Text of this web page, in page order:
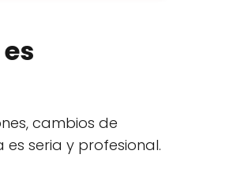
cambios de
seria y profesional.